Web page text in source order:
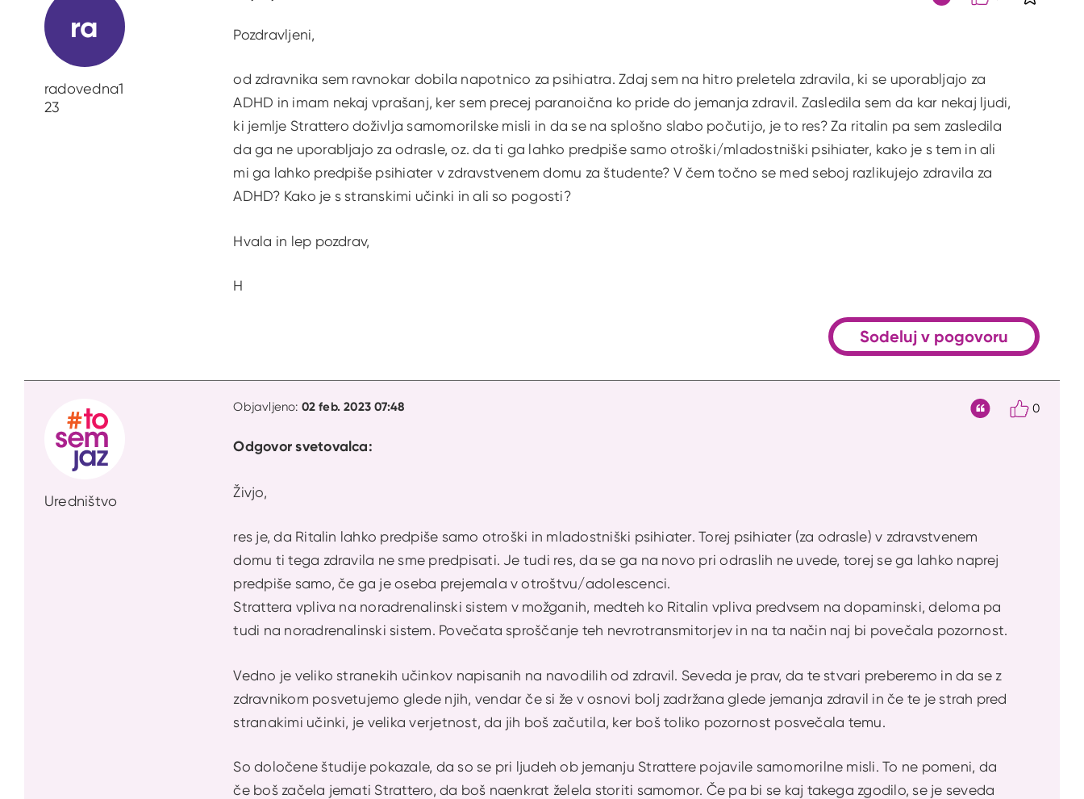
ra
radovedna1
23
Pozdravljeni,
od zdravnika sem ravnokar dobila napotnico za psihiatra. Zdaj sem na hitro preletela zdravila, ki se uporabljajo za
ADHD in imam nekaj vprašanj, ker sem precej paranoična ko pride do jemanja zdravil. Zasledila sem da kar nekaj ljudi,
ki jemlje Strattero doživlja samomorilske misli in da se na splošno slabo počutijo, je to res? Za ritalin pa sem zasledila
da ga ne uporabljajo za odrasle, oz. da ti ga lahko predpiše samo otroški/mladostniški psihiater, kako je s tem in ali
mi ga lahko predpiše psihiater v zdravstvenem domu za študente? V čem točno se med seboj razlikujejo zdravila za
ADHD? Kako je s stranskimi učinki in ali so pogosti?
Hvala in lep pozdrav,
H
Sodeluj v pogovoru
Uredništvo
Objavljeno: 02 feb. 2023 07:48
Odgovor svetovalca:
Živjo,
res je, da Ritalin lahko predpiše samo otroški in mladostniški psihiater. Torej psihiater (za odrasle) v zdravstvenem
domu ti tega zdravila ne sme predpisati. Je tudi res, da se ga na novo pri odraslih ne uvede, torej se ga lahko naprej
predpiše samo, če ga je oseba prejemala v otroštvu/adolescenci.
Strattera vpliva na noradrenalinski sistem v možganih, medteh ko Ritalin vpliva predvsem na dopaminski, deloma pa
tudi na noradrenalinski sistem. Povečata sproščanje teh nevrotransmitorjev in na ta način naj bi povečala pozornost.
Vedno je veliko stranekih učinkov napisanih na navodilih od zdravil. Seveda je prav, da te stvari preberemo in da se z
zdravnikom posvetujemo glede njih, vendar če si že v osnovi bolj zadržana glede jemanja zdravil in če te je strah pred
stranakimi učinki, je velika verjetnost, da jih boš začutila, ker boš toliko pozornost posvečala temu.
So določene študije pokazale, da so se pri ljudeh ob jemanju Strattere pojavile samomorilne misli. To ne pomeni, da
če boš začela jemati Strattero, da boš naenkrat želela storiti samomor. Če pa bi se kaj takega zgodilo, se je seveda
0